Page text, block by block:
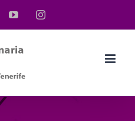
YouTubeInstagram